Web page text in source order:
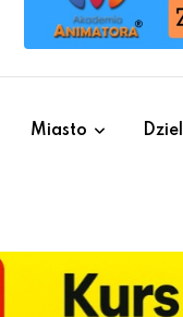
Miasto